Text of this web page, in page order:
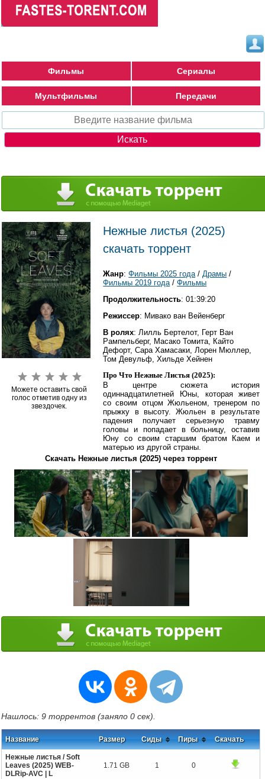
Фильмы Сериалы
Мультфильмы Передачи
Можете оставить свой
голос отметив одну из
звездочек.
Нежные листья (2025)
скачать торрент
Жанр:Фильмы 2025 года/Драмы /
Фильмы 2019 года/Фильмы
Продолжительность: 01:39:20
Режиссер: Мивако ван Вейенберг
В ролях: Лилль Бертелот, Герт Ван
Рампельберг, Масако Томита, Кайто
Дефорт, Сара Хамасаки, Лорен Мюллер,
Том Девульф, Хильде Хейнен
Про Что Нежные Листья (2025):
В центре сюжета история
одиннадцатилетней Юны, которая живет
со своим отцом Жюльеном, тренером по
прыжку в высоту. Жюльен в результате
падения получает серьезную травму
головы и попадает в больницу, оставив
Юну со своим старшим братом Каем и
матерью из другой страны.
Скачать Нежные листья (2025) через торрент
Нашлось: 9 торрентов (заняло 0 сек).
Название Размер Сиды Пиры Скачать
Нежные листья / Soft
Leaves (2025) WEB-
DLRip-AVC | L
1.71 GB 1 0